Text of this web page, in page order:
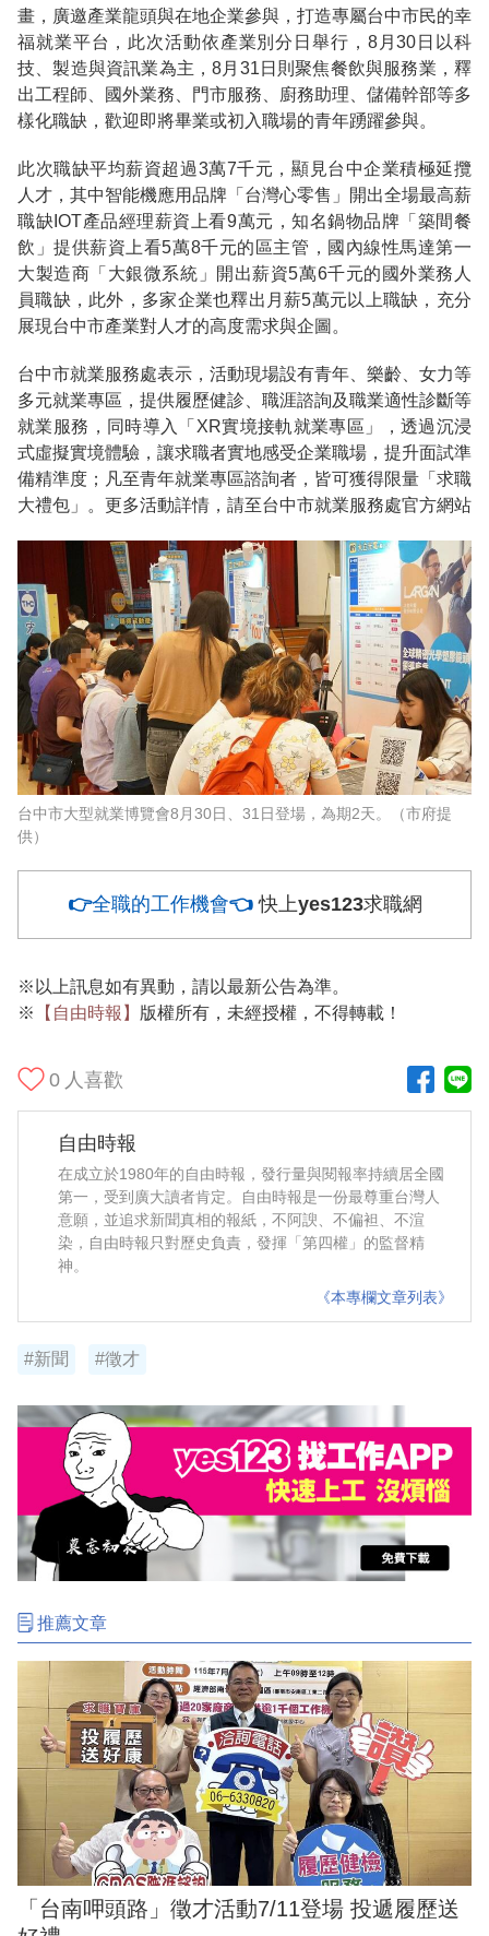
畫，廣邀產業龍頭與在地企業參與，打造專屬台中市民的幸
福就業平台，此次活動依產業別分日舉行，8月30日以科
技、製造與資訊業為主，8月31日則聚焦餐飲與服務業，釋
出工程師、國外業務、門市服務、廚務助理、儲備幹部等多
樣化職缺，歡迎即將畢業或初入職場的青年踴躍參與。
此次職缺平均薪資超過3萬7千元，顯見台中企業積極延攬
人才，其中智能機應用品牌「台灣心零售」開出全場最高薪
職缺IOT產品經理薪資上看9萬元，知名鍋物品牌「築間餐
飲」提供薪資上看5萬8千元的區主管，國內線性馬達第一
大製造商「大銀微系統」開出薪資5萬6千元的國外業務人
員職缺，此外，多家企業也釋出月薪5萬元以上職缺，充分
展現台中市產業對人才的高度需求與企圖。
台中市就業服務處表示，活動現場設有青年、樂齡、女力等
多元就業專區，提供履歷健診、職涯諮詢及職業適性診斷等
就業服務，同時導入「XR實境接軌就業專區」，透過沉浸
式虛擬實境體驗，讓求職者實地感受企業職場，提升面試準
備精準度；凡至青年就業專區諮詢者，皆可獲得限量「求職
大禮包」。更多活動詳情，請至台中市就業服務處官方網站
台中市大型就業博覽會8月30日、31日登場，為期2天。（市府提
供）
👉全職的工作機會👈快上yes123求職網
※以上訊息如有異動，請以最新公告為準。
※
【自由時報】 版權所有，未經授權，不得轉載！
0 人喜歡
自由時報
在成立於1980年的自由時報，發行量與閱報率持續居全國
第一，受到廣大讀者肯定。自由時報是一份最尊重台灣人
意願，並追求新聞真相的報紙，不阿諛、不偏袒、不渲
染，自由時報只對歷史負責，發揮「第四權」的監督精
神。
《本專欄文章列表》
#新聞 #徵才
推薦文章
「台南呷頭路」徵才活動7/11登場 投遞履歷送